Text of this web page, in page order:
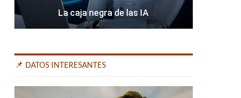
La caja negra de las IA
📌 DATOS INTERESANTES